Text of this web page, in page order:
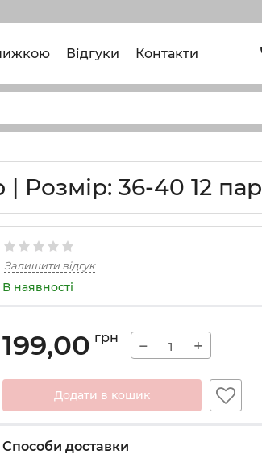
Відгуки Контакти
| Розмір: 36-40 12 пар
Залишити відгук
В наявності
199,00 грн − +
Додати в кошик
Способи доставки